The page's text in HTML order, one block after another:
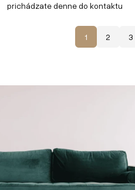
prichádzate denne do kontaktu
1 2 3